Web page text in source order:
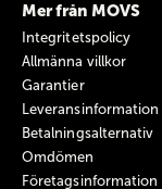
Mer från MOVS
Integritetspolicy
Allmänna villkor
Garantier
Leveransinformation
Betalningsalternativ
Omdömen
Företagsinformation